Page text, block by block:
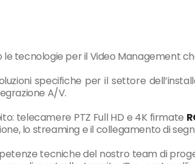
le tecnologie per il Video Management
specifiche per il settore
A/V.
telecamere PTZ Full HD e 4K firmate
lo streaming e il collegamento di
tecniche del nostro team di